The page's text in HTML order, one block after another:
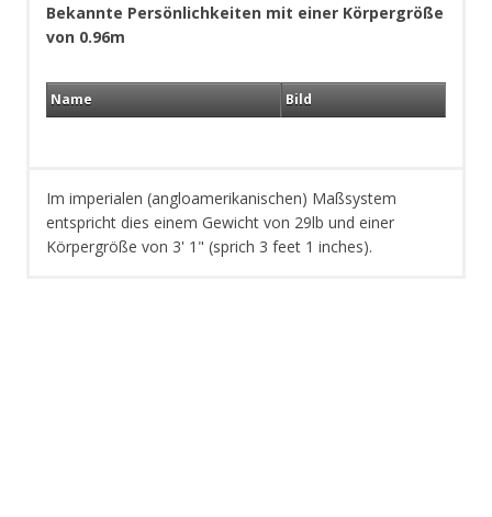
Bekannte Persönlichkeiten mit einer Körpergröße
von 0.96m
Name Bild
Im imperialen (angloamerikanischen) Maßsystem
entspricht dies einem Gewicht von 29lb und einer
Körpergröße von 3' 1" (sprich 3 feet 1 inches).